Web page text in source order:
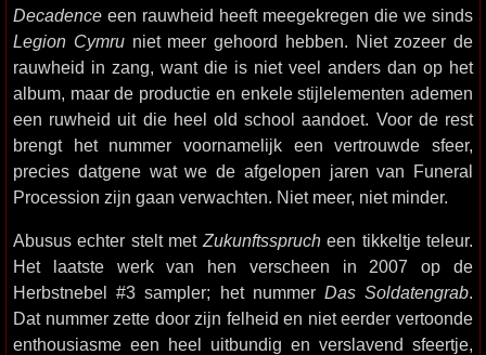
Decadence een rauwheid heeft meegekregen die we sinds
Legion Cymruniet meer gehoord hebben. Niet zozeer de
rauwheid in zang, want die is niet veel anders dan op het
album, maar de productie en enkele stijlelementen ademen
een ruwheid uit die heel old school aandoet. Voor de rest
brengt het nummer voornamelijk een vertrouwde sfeer,
precies datgene wat we de afgelopen jaren van Funeral
Procession zijn gaan verwachten. Niet meer, niet minder.
Abusus echter stelt met Zukunftssprucheen tikkeltje teleur.
Het laatste werk van hen verscheen in 2007 op de
Herbstnebel #3 sampler; het nummer Das Soldatengrab.
Dat nummer zette door zijn felheid en niet eerder vertoonde
enthousiasme een heel uitbundig en verslavend sfeertje,